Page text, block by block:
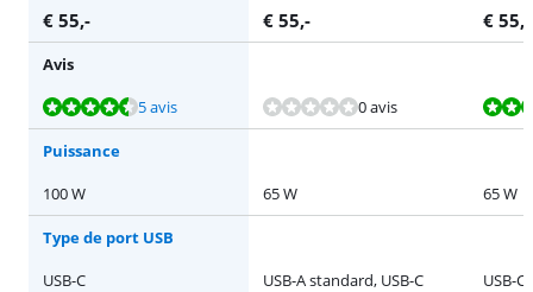
€ 55,- € 55,- € 55,-
Avis
La note est de 9,0 sur 10, basée sur 5 avis.
5 avis 0 avis
La note est de 9,0 sur 10, basée sur 2 avis.
La note est de 9,0 sur 10, basée sur 5 avis.
La note est de 9,0 sur 10, basée sur 5 avis.
Puissance
100 W
65 W 65 W
Type de port USB
USB-C
USB-A standard, USB-C USB-C